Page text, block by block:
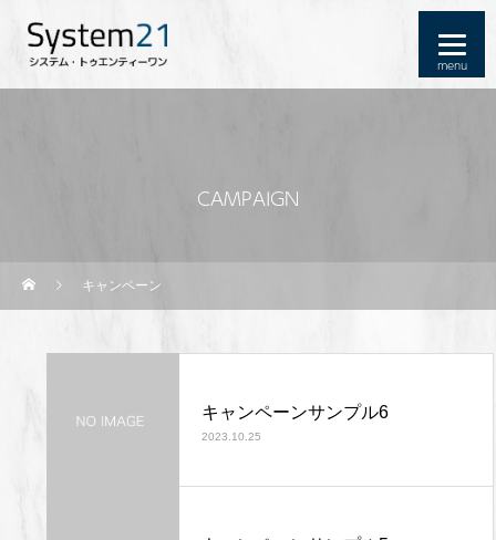
CAMPAIGN
キャンペーン
キャンペーンサンプル6
2023.10.25